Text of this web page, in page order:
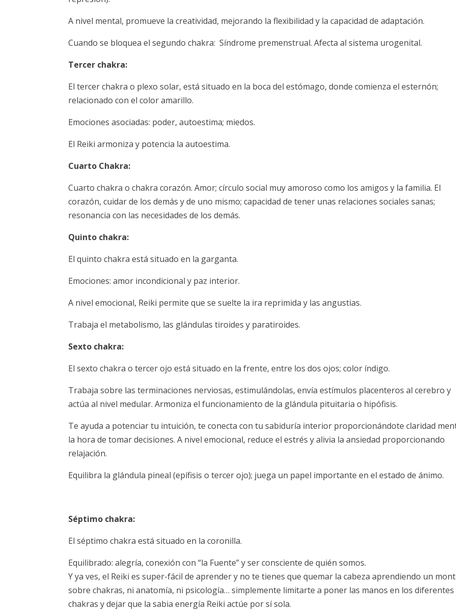
A nivel mental, promueve la creatividad, mejorando la flexibilidad y la capacidad de adaptación.
Cuando se bloquea el segundo chakra: Síndrome premenstrual. Afecta al sistema urogenital.
Tercer chakra:
El tercer chakra o plexo solar, está situado en la boca del estómago, donde comienza el esternón;
relacionado con el color amarillo.
Emociones asociadas: poder, autoestima; miedos.
El Reiki armoniza y potencia la autoestima.
Cuarto Chakra:
Cuarto chakra o chakra corazón. Amor; círculo social muy amoroso como los amigos y la familia. El
corazón, cuidar de los demás y de uno mismo; capacidad de tener unas relaciones sociales sanas;
resonancia con las necesidades de los demás.
Quinto chakra:
El quinto chakra está situado en la garganta.
Emociones: amor incondicional y paz interior.
A nivel emocional, Reiki permite que se suelte la ira reprimida y las angustias.
Trabaja el metabolismo, las glándulas tiroides y paratiroides.
Sexto chakra:
El sexto chakra o tercer ojo está situado en la frente, entre los dos ojos; color índigo.
Trabaja sobre las terminaciones nerviosas, estimulándolas, envía estímulos placenteros al cerebro y
actúa al nivel medular. Armoniza el funcionamiento de la glándula pituitaria o hipófisis.
Te ayuda a potenciar tu intuición, te conecta con tu sabiduría interior proporcionándote claridad
la hora de tomar decisiones. A nivel emocional, reduce el estrés y alivia la ansiedad proporcionando
relajación.
Equilibra la glándula pineal (epífisis o tercer ojo); juega un papel importante en el estado de ánimo.
Séptimo chakra:
El séptimo chakra está situado en la coronilla.
Equilibrado: alegría, conexión con “la Fuente” y ser consciente de quién somos.
Y ya ves, el Reiki es super-fácil de aprender y no te tienes que quemar la cabeza aprendiendo un
sobre chakras, ni anatomía, ni psicología… simplemente limitarte a poner las manos en los diferentes
chakras y dejar que la sabia energía Reiki actúe por sí sola.